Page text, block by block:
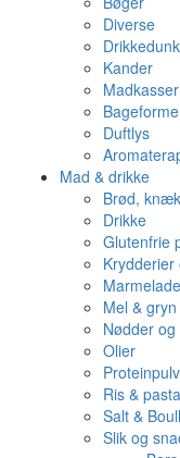
Diverse
Kander
Madkasser
Duftlys
Mad & drikke
Brød,
Drikke
Glutenfrie
Mel &
Nødder
Olier
Ris & pasta
Salt &
Slik og